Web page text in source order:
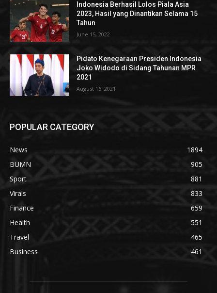
Indonesia Berhasil Lolos Piala Asia
2023, Hasil yang Dinantikan Selama 15
Tahun
June 15, 2022
Pidato Kenegaraan Presiden Indonesia
Joko Widodo di Sidang Tahunan MPR
2021
August 16, 2021
POPULAR CATEGORY
News
1894
BUMN
905
Sport
881
Virals
833
Finance
659
Health
551
Travel
465
Business
461